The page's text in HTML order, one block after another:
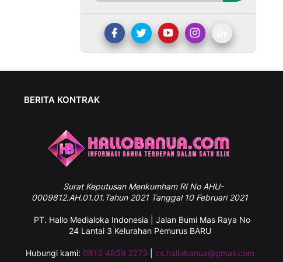
BERITA KONTRAK
SuratKeputusan Menkumham RI No AHU-
0009812.AH.01.01.Tahun 2021 Tanggal 10 Februari 2021
PT. Hallo Medialoka Indonesia | Jalan Bumi Mas Raya No
24 Lantai 3 Kelurahan Pemurus BARU
Hubungi kami: 0813 4859 2273 cs.hallobanua@gmail.com